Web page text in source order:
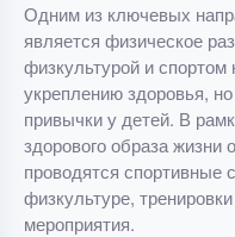
Одним из ключевых
является физическое
физкультурой и спортом
укреплению здоровья,
привычки у детей. В
здорового образа
проводятся спортивные
физкультуре,
мероприятия.